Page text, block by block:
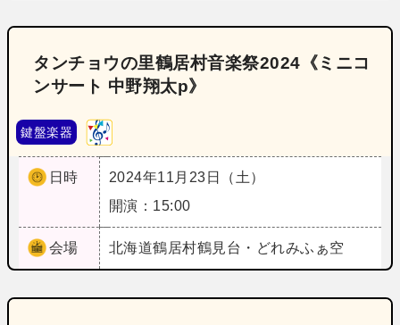
タンチョウの里鶴居村音楽祭2024《ミニコ
ンサート 中野翔太p》
鍵盤楽器
日時
2024年11月23日（土）
開演：15:00
会場 北海道鶴居村鶴見台・どれみふぁ空